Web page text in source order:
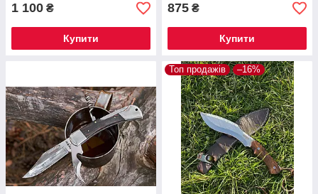
1 100 ₴
Купити
875 ₴
Купити
Топ продажів –16%